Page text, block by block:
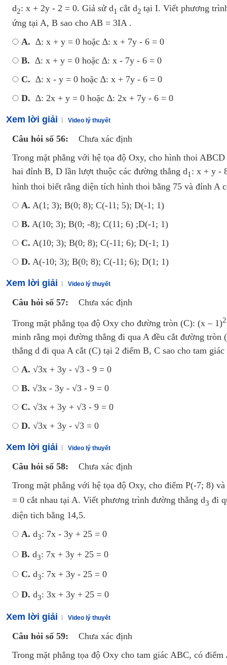
d2: x + 2y - 2 = 0. Giả sử d1 cắt d2 tại I. Viết phương
ứng tại A, B sao cho AB = 3IA .
A. ∆: x + y = 0 hoặc ∆: x + 7y - 6 = 0
B. ∆: x + y = 0 hoặc ∆: x - 7y - 6 = 0
C. ∆: x - y = 0 hoặc ∆: x + 7y - 6 = 0
D. ∆: 2x + y = 0 hoặc ∆: 2x + 7y - 6 = 0
Xem lời giải Video lý thuyết
Câu hỏi số 56:
Chưa xác định
Trong mặt phẳng với hệ tọa độ Oxy, cho hình thoi
hai đỉnh B, D lần lượt thuộc các đường thẳng d1 : x + y -
hình thoi biết rằng diện tích hình thoi bằng 75 và đỉnh A
A. A(1; 3); B(0; 8); C(-11; 5); D(-1; 1)
B. A(10; 3); B(0; -8); C(11; 6) ;D(-1; 1)
C. A(10; 3); B(0; 8); C(-11; 6); D(-1; 1)
D. A(-10; 3); B(0; 8); C(-11; 6); D(1; 1)
Xem lời giải Video lý thuyết
Câu hỏi số 57: Chưa xác định
Trong mặt phẳng tọa độ Oxy cho đường tròn (C): (x – 1)2
minh rằng mọi đường thẳng đi qua A đều cắt đường
thẳng d đi qua A cắt (C) tại 2 điểm B, C sao cho tam
A. √3x + 3y - √3 - 9 = 0
B. √3x - 3y - √3 - 9 = 0
C. √3x + 3y + √3 - 9 = 0
D. √3x + 3y - √3 = 0
Xem lời giải Video lý thuyết
Câu hỏi số 58:
Chưa xác định
Trong mặt phẳng với hệ tọa độ Oxy, cho điểm P(-7; 8)
= 0 cắt nhau tại A. Viết phương trình đường thẳng d3 đi
diện tich bằng 14,5.
A. d3: 7x - 3y + 25 = 0
B. d3: 7x + 3y + 25 = 0
C. d3: 7x + 3y - 25 = 0
D. d3: 3x + 3y + 25 = 0
Xem lời giải Video lý thuyết
Câu hỏi số 59:
Chưa xác định
Trong mặt phẳng tọa độ Oxy cho tam giác ABC, có